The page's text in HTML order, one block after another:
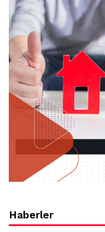
Haberler